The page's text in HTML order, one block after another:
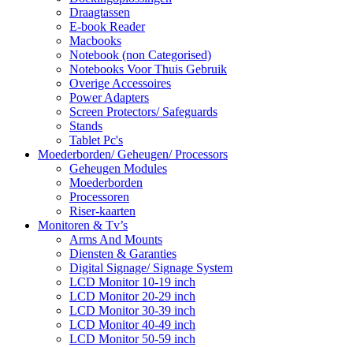
Draagtassen
E-book Reader
Macbooks
Notebook (non Categorised)
Notebooks Voor Thuis Gebruik
Overige Accessoires
Power Adapters
Screen Protectors/ Safeguards
Stands
Tablet Pc's
Moederborden/ Geheugen/ Processors
Geheugen Modules
Moederborden
Processoren
Riser-kaarten
Monitoren & Tv’s
Arms And Mounts
Diensten & Garanties
Digital Signage/ Signage System
LCD Monitor 10-19 inch
LCD Monitor 20-29 inch
LCD Monitor 30-39 inch
LCD Monitor 40-49 inch
LCD Monitor 50-59 inch